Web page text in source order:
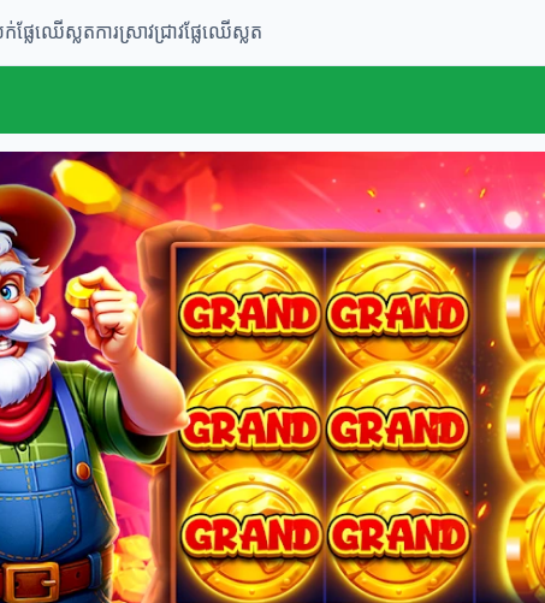
ផ្លែឈើស្លតការស្រាវជ្រាវផ្លែឈើស្លត